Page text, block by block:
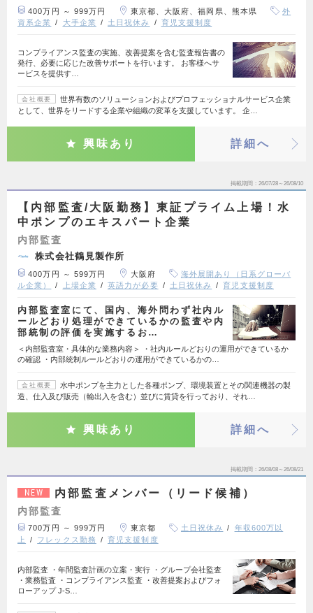
400万円 ～ 999万円 東京都、大阪府、福岡県、熊本県
外
資系企業
大手企業 土日祝休み 育児支援制度
コンプライアンス監査の実施、改善提案を含む監査報告書の
発行、必要に応じた改善サポートを行います。 お客様へサ
ービスを提供す…
会社概要
世界有数のソリューションおよびプロフェッショナルサービス企業
として、世界をリードする企業や組織の変革を支援しています。 企…
興味あり 詳細へ
掲載期間 26/07/28～26/08/10
【内部監査/大阪勤務】東証プライム上場！水
中ポンプのエキスパート企業
内部監査
株式会社鶴見製作所
400万円 ～ 599万円 大阪府
海外展開あり（日系グローバ
ル企業）
上場企業 英語力が必要 土日祝休み 育児支援制度
内部監査室にて、国内、海外問わず社内ル
ールどおり処理ができているかの監査や内
部統制の評価を実施するお…
＜内部監査室・具体的な業務内容＞ ・社内ルールどおりの運用ができているか
の確認 ・内部統制ルールどおりの運用ができているかの…
会社概要
水中ポンプを主力とした各種ポンプ、環境装置とその関連機器の製
造、仕入及び販売（輸出入を含む）並びに賃貸を行っており、それ…
興味あり 詳細へ
掲載期間 26/08/08～26/08/21
NEW 内部監査メンバー（リード候補）
内部監査
700万円 ～ 999万円 東京都 土日祝休み
年収600万以
上
フレックス勤務 育児支援制度
内部監査 ・年間監査計画の立案・実行 ・グループ会社監査
・業務監査 ・コンプライアンス監査 ・改善提案およびフォ
ローアップ J-S…